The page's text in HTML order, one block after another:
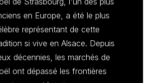
en Europe, a été le plus
représentant de cette
si vive en Alsace. Depuis
décennies, les marchés de
ont dépassé les frontières